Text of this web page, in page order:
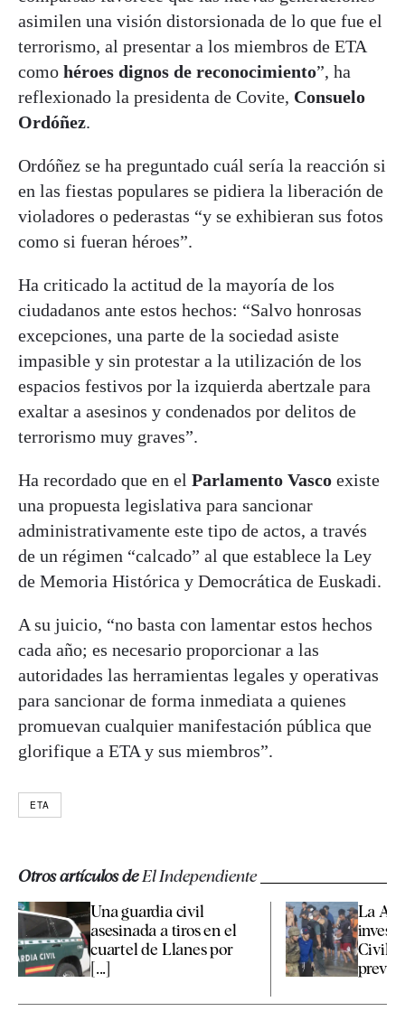
asimilen una visión distorsionada de lo que fue el
terrorismo, al presentar a los miembros de ETA
como héroes dignos de reconocimiento”, ha
reflexionado la presidenta de Covite, Consuelo
Ordóñez.
Ordóñez se ha preguntado cuál sería la reacción si
en las fiestas populares se pidiera la liberación de
violadores o pederastas “y se exhibieran sus fotos
como si fueran héroes”.
Ha criticado la actitud de la mayoría de los
ciudadanos ante estos hechos: “Salvo honrosas
excepciones, una parte de la sociedad asiste
impasible y sin protestar a la utilización de los
espacios festivos por la izquierda abertzale para
exaltar a asesinos y condenados por delitos de
terrorismo muy graves”.
Ha recordado que en el Parlamento Vasco existe
una propuesta legislativa para sancionar
administrativamente este tipo de actos, a través
de un régimen “calcado” al que establece la Ley
de Memoria Histórica y Democrática de Euskadi.
A su juicio, “no basta con lamentar estos hechos
cada año; es necesario proporcionar a las
autoridades las herramientas legales y operativas
para sancionar de forma inmediata a quienes
promuevan cualquier manifestación pública que
glorifique a ETA y sus miembros”.
ETA
Otros artículos deEl Independiente
Una guardia civil
asesinada a tiros en el
cuartel de Llanes por
[...]
La
Civil